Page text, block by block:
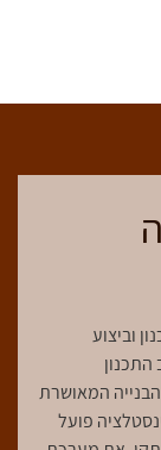
וביצוע
המאושרת
פועל